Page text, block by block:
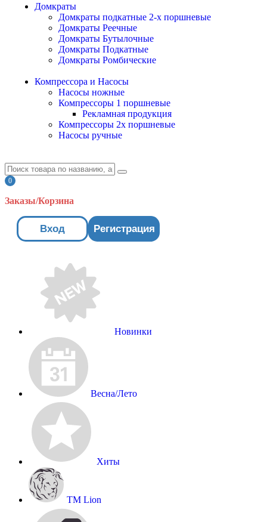
Домкраты
Домкраты подкатные 2-х поршневые
Домкраты Реечные
Домкраты Бутылочные
Домкраты Подкатные
Домкраты Ромбические
Компрессора и Насосы
Насосы ножные
Компрессоры 1 поршневые
Рекламная продукция
Компрессоры 2х поршневые
Насосы ручные
0
Заказы/Корзина
Вход Регистрация
Новинки
Весна/Лето
Хиты
TM Lion